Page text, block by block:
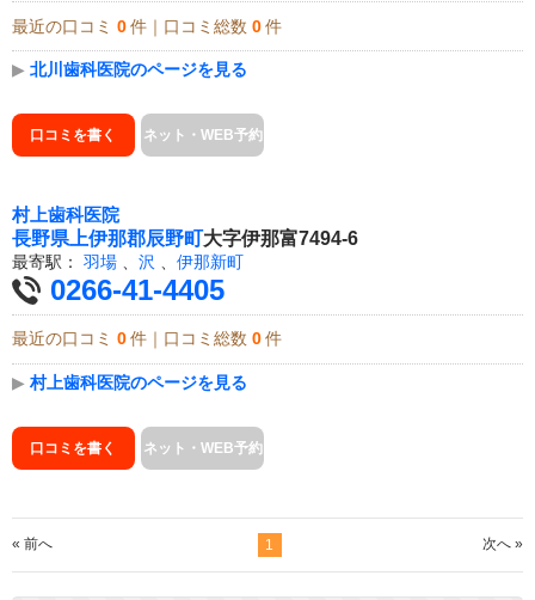
最近の口コミ 0 件｜口コミ総数 0 件
▶ 北川歯科医院のページを見る
口コミを書く ネット・WEB予約
村上歯科医院
長野県 上伊那郡辰野町大字伊那富7494-6
最寄駅： 羽場 沢 伊那新町
0266-41-4405
最近の口コミ 0 件｜口コミ総数 0 件
▶ 村上歯科医院のページを見る
口コミを書く ネット・WEB予約
« 前へ 1 次へ »